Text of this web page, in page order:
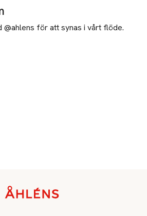
@ahlens för att synas i vårt flöde.